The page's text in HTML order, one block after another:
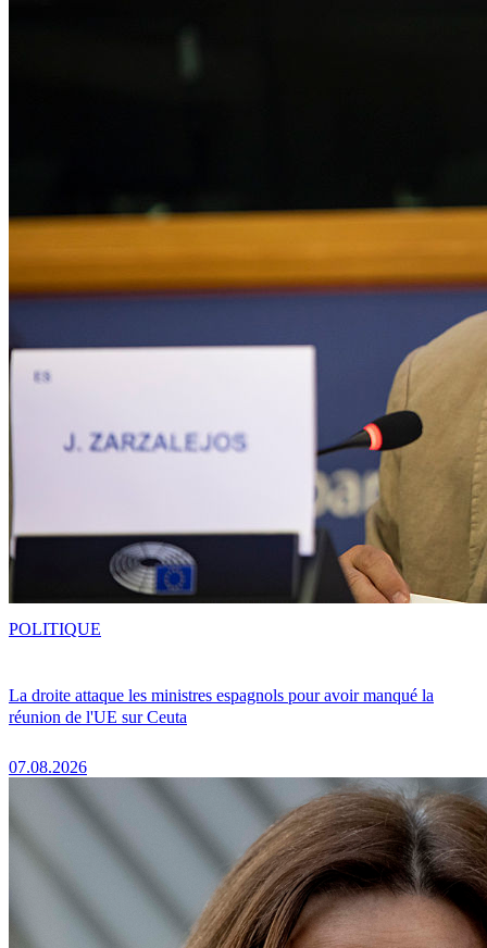
La droite attaque les ministres espagnols pour avoir manqué la
réunion de l'UE sur Ceuta
07.08.2026
POLITIQUE